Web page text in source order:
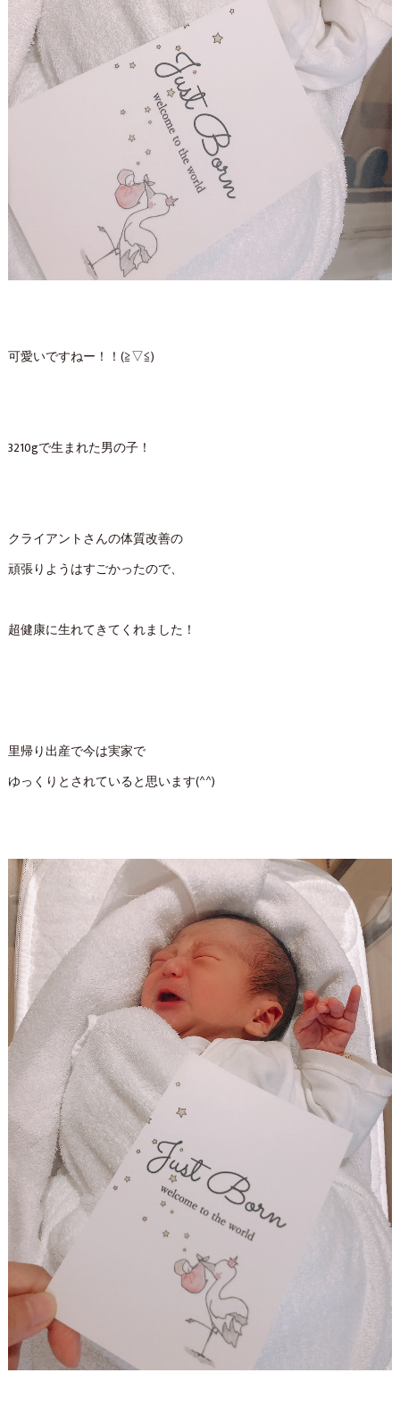
可愛いですねー！！(≧▽≦)
3210gで生まれた男の子！
クライアントさんの体質改善の
頑張りようはすごかったので、
超健康に生れてきてくれました！
里帰り出産で今は実家で
ゆっくりとされていると思います(^^)